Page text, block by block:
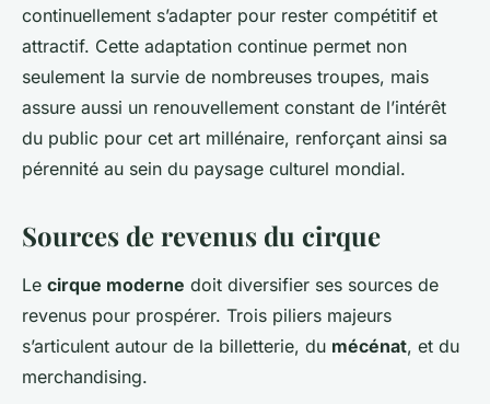
continuellement s’adapter pour rester compétitif et
attractif. Cette adaptation continue permet non
seulement la survie de nombreuses troupes, mais
assure aussi un renouvellement constant de l’intérêt
du public pour cet art millénaire, renforçant ainsi sa
pérennité au sein du paysage culturel mondial.
Sources de revenus du cirque
Le cirque moderne doit diversifier ses sources de
revenus pour prospérer. Trois piliers majeurs
s’articulent autour de la billetterie, du mécénat, et du
merchandising.